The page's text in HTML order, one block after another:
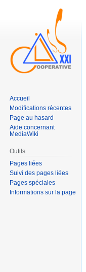
Accueil
Modifications récentes
Page au hasard
Aide concernant
MediaWiki
Outils
Pages liées
Suivi des pages liées
Pages spéciales
Informations sur la page